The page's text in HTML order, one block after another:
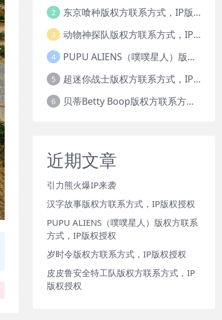
2 东京喰种版权方联系方式，IP版权授权
3 动物神探队版权方联系方式，IP版权授权
4 PUPU ALIENS（噗噗星人）版权方联系方式，IP版权授权
5 超迷你战士版权方联系方式，IP版权授权
6 贝蒂Betty Boop版权方联系方式，IP版权授权
近期文章
引力熊火爆IP来袭
汉字故事版权方联系方式，IP版权授权
PUPU ALIENS（噗噗星人）版权方联系
方式，IP版权授权
岁时令版权方联系方式，IP版权授权
皮皮鲁安全特工队版权方联系方式，IP
版权授权